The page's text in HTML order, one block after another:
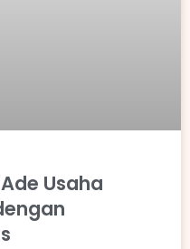
Usaha